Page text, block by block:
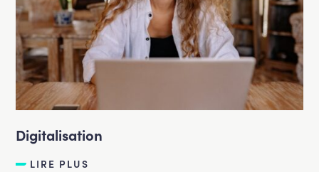
Digitalisation
LIRE PLUS